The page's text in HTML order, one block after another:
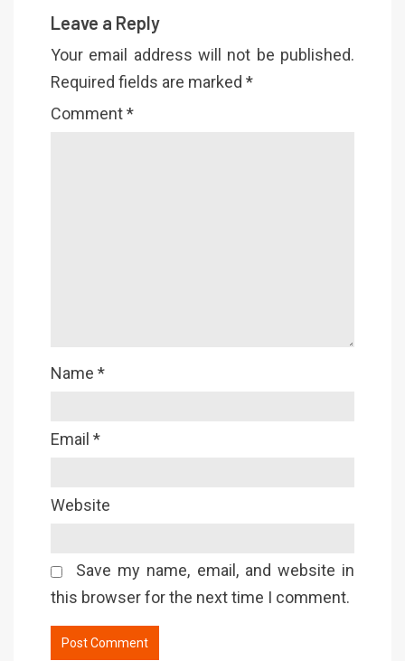
Leave a Reply
Your email address will not be published.
Required fields are marked *
Comment*
Name *
Email *
Website
Save my name, email, and website in
this browser for the next time I comment.